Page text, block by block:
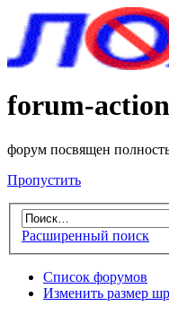
forum-
форум посвящен
Пропустить
Расширенный поиск
Список форумов
Изменить размер